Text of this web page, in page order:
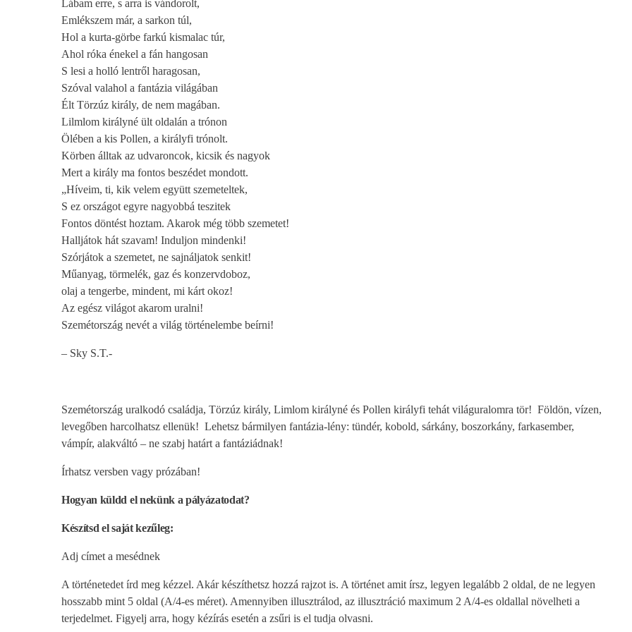
Lábam erre, s arra is vándorolt,
Emlékszem már, a sarkon túl,
Hol a kurta-görbe farkú kismalac túr,
Ahol róka énekel a fán hangosan
S lesi a holló lentről haragosan,
Szóval valahol a fantázia világában
Élt Törzúz király, de nem magában.
Lilmlom királyné ült oldalán a trónon
Ölében a kis Pollen, a királyfi trónolt.
Körben álltak az udvaroncok, kicsik és nagyok
Mert a király ma fontos beszédet mondott.
„Híveim, ti, kik velem együtt szemeteltek,
S ez országot egyre nagyobbá teszitek
Fontos döntést hoztam. Akarok még több szemetet!
Halljátok hát szavam! Induljon mindenki!
Szórjátok a szemetet, ne sajnáljatok senkit!
Műanyag, törmelék, gaz és konzervdoboz,
olaj a tengerbe, mindent, mi kárt okoz!
Az egész világot akarom uralni!
Szemétország nevét a világ történelembe beírni!
– Sky S.T.-
Szemétország uralkodó családja, Törzúz király, Limlom királyné és Pollen királyfi tehát világuralomra tör! Földön, vízen,
levegőben harcolhatsz ellenük! Lehetsz bármilyen fantázia-lény: tündér, kobold, sárkány, boszorkány, farkasember,
vámpír, alakváltó – ne szabj határt a fantáziádnak!
Írhatsz versben vagy prózában!
Hogyan küldd el nekünk a pályázatodat?
Készítsd el saját kezűleg:
Adj címet a mesédnek
A történetedet írd meg kézzel. Akár készíthetsz hozzá rajzot is. A történet amit írsz, legyen legalább 2 oldal, de ne legyen
hosszabb mint 5 oldal (A/4-es méret). Amennyiben illusztrálod, az illusztráció maximum 2 A/4-es oldallal növelheti a
terjedelmet. Figyelj arra, hogy kézírás esetén a zsűri is el tudja olvasni.